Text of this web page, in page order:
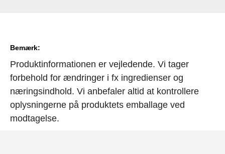
Bemærk:
Produktinformationen er vejledende. Vi tager
forbehold for ændringer i fx ingredienser og
næringsindhold. Vi anbefaler altid at kontrollere
oplysningerne på produktets emballage ved
modtagelse.